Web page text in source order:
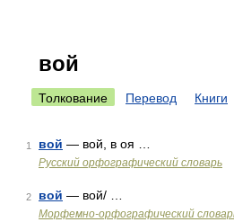
вой
Толкование Перевод Книги
1 вой — вой, в оя …
Русский орфографический словарь
2 вой — вой/ …
Морфемно-орфографический